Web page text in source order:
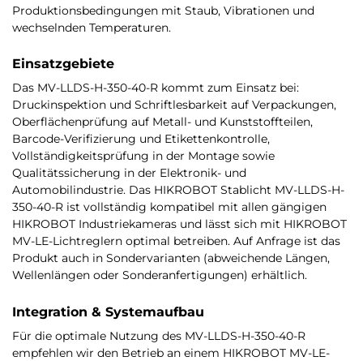
Produktionsbedingungen mit Staub, Vibrationen und
wechselnden Temperaturen.
Einsatzgebiete
Das MV-LLDS-H-350-40-R kommt zum Einsatz bei:
Druckinspektion und Schriftlesbarkeit auf Verpackungen,
Oberflächenprüfung auf Metall- und Kunststoffteilen,
Barcode-Verifizierung und Etikettenkontrolle,
Vollständigkeitsprüfung in der Montage sowie
Qualitätssicherung in der Elektronik- und
Automobilindustrie. Das HIKROBOT Stablicht MV-LLDS-H-
350-40-R ist vollständig kompatibel mit allen gängigen
HIKROBOT Industriekameras und lässt sich mit HIKROBOT
MV-LE-Lichtreglern optimal betreiben. Auf Anfrage ist das
Produkt auch in Sondervarianten (abweichende Längen,
Wellenlängen oder Sonderanfertigungen) erhältlich.
Integration & Systemaufbau
Für die optimale Nutzung des MV-LLDS-H-350-40-R
empfehlen wir den Betrieb an einem HIKROBOT MV-LE-